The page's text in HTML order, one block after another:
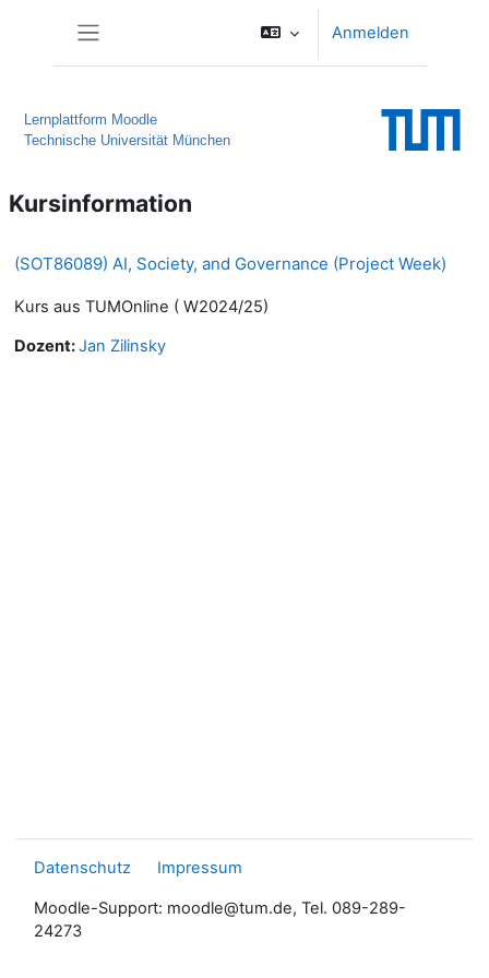
Anmelden
Lernplattform Moodle
Technische Universität München
Kursinformation
(SOT86089) AI, Society, and Governance (Project Week)
Kurs aus TUMOnline ( W2024/25)
Dozent:Jan Zilinsky
Datenschutz Impressum
Moodle-Support: moodle@tum.de, Tel. 089-289-
24273